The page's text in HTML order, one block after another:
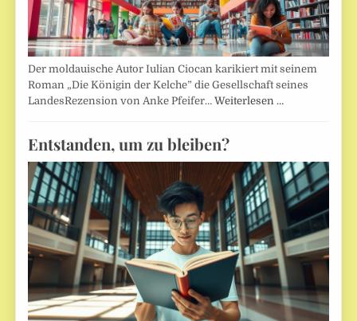
Der moldauische Autor Iulian Ciocan karikiert mit seinem
Roman „Die Königin der Kelche” die Gesellschaft seines
LandesRezension von Anke Pfeifer…Weiterlesen …
Entstanden, um zu bleiben?